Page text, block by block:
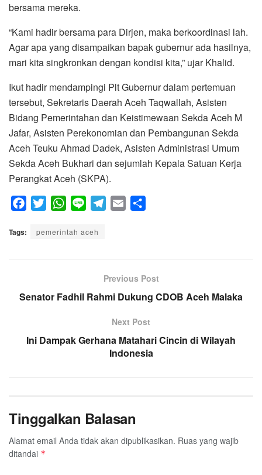
bersama mereka.
“Kami hadir bersama para Dirjen, maka berkoordinasi lah.
Agar apa yang disampaikan bapak gubernur ada hasilnya,
mari kita singkronkan dengan kondisi kita,” ujar Khalid.
Ikut hadir mendampingi Plt Gubernur dalam pertemuan
tersebut, Sekretaris Daerah Aceh Taqwallah, Asisten
Bidang Pemerintahan dan Keistimewaan Sekda Aceh M
Jafar, Asisten Perekonomian dan Pembangunan Sekda
Aceh Teuku Ahmad Dadek, Asisten Administrasi Umum
Sekda Aceh Bukhari dan sejumlah Kepala Satuan Kerja
Perangkat Aceh (SKPA).
o
i
r
W
a
p
n
r
a
Tags: pemerintah aceh
Previous Post
Senator Fadhil Rahmi Dukung CDOB Aceh Malaka
Next Post
Ini Dampak Gerhana Matahari Cincin di Wilayah
Indonesia
Tinggalkan Balasan
Alamat email Anda tidak akan dipublikasikan. Ruas yang wajib
ditandai *